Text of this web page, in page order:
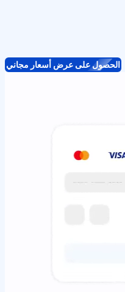
الحصول على عرض أسعار مجاني